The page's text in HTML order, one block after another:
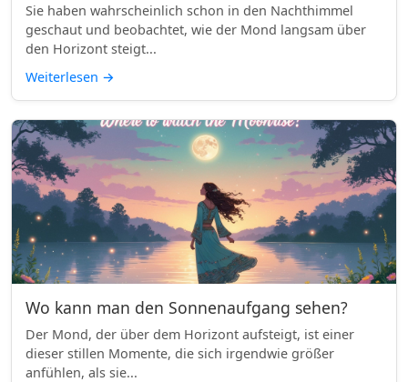
Sie haben wahrscheinlich schon in den Nachthimmel
geschaut und beobachtet, wie der Mond langsam über
den Horizont steigt...
Weiterlesen →
Wo kann man den Sonnenaufgang sehen?
Der Mond, der über dem Horizont aufsteigt, ist einer
dieser stillen Momente, die sich irgendwie größer
anfühlen, als sie...